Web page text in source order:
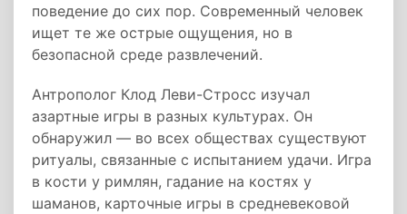
поведение до сих пор. Современный человек
ищет те же острые ощущения, но в
безопасной среде развлечений.
Антрополог Клод Леви-Стросс изучал
азартные игры в разных культурах. Он
обнаружил — во всех обществах существуют
ритуалы, связанные с испытанием удачи. Игра
в кости у римлян, гадание на костях у
шаманов, карточные игры в средневековой